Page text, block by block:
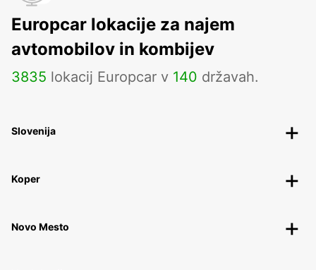
Europcar lokacije za najem
avtomobilov in kombijev
3835 lokacij Europcar v 140 državah.
Slovenija
Koper
Novo Mesto